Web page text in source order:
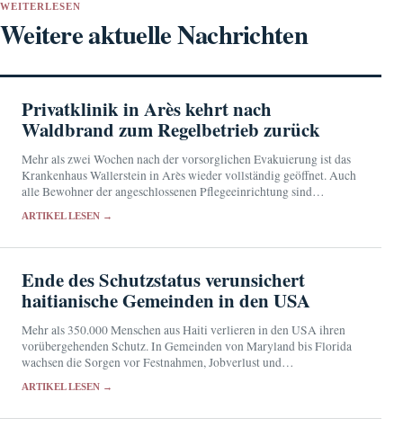
WEITERLESEN
Weitere aktuelle Nachrichten
Privatklinik in Arès kehrt nach
Waldbrand zum Regelbetrieb zurück
Mehr als zwei Wochen nach der vorsorglichen Evakuierung ist das
Krankenhaus Wallerstein in Arès wieder vollständig geöffnet. Auch
alle Bewohner der angeschlossenen Pflegeeinrichtung sind
ARTIKEL LESEN →
Ende des Schutzstatus verunsichert
haitianische Gemeinden in den USA
Mehr als 350.000 Menschen aus Haiti verlieren in den USA ihren
vorübergehenden Schutz. In Gemeinden von Maryland bis Florida
wachsen die Sorgen vor Festnahmen, Jobverlust und
ARTIKEL LESEN →